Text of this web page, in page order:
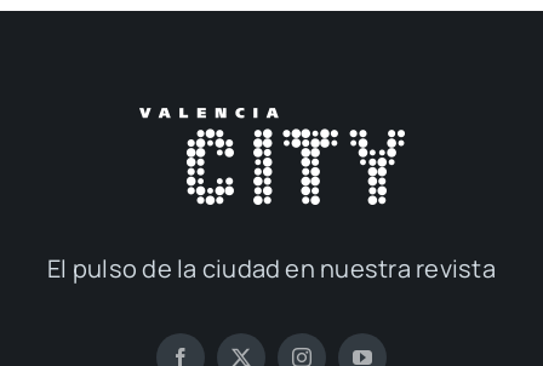
El pul­so de la ciu­dad en nues­tra revis­ta